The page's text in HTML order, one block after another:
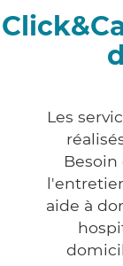
Les
aide à